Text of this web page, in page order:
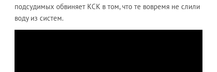
подсудимых обвиняет КСК в том, что те вовремя не слили
воду из систем.